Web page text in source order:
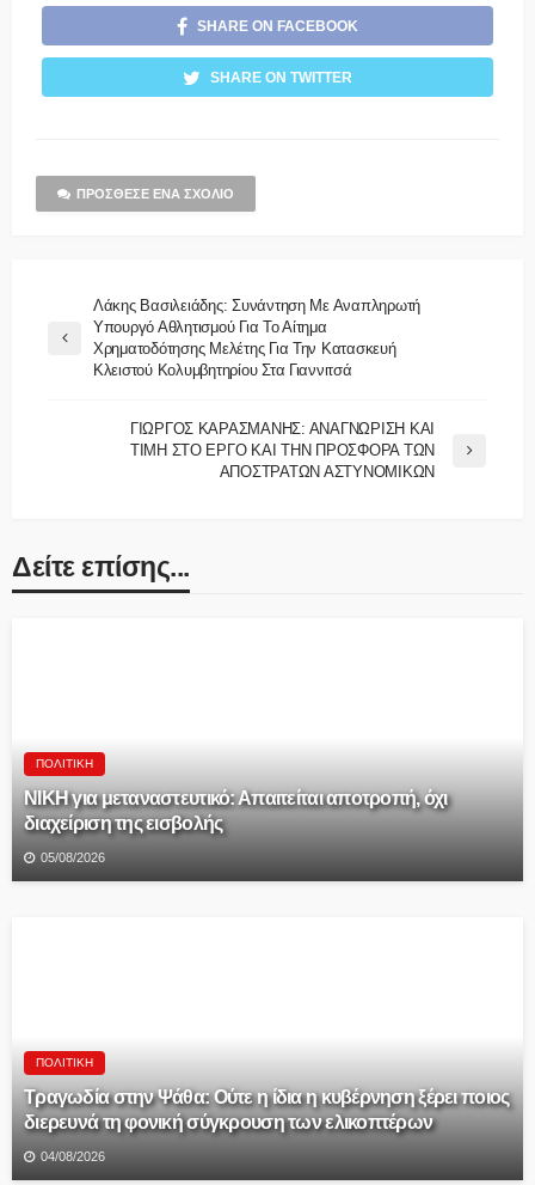
SHARE ON FACEBOOK
SHARE ON TWITTER
ΠΡΌΣΘΕΣΕ ΈΝΑ ΣΧΌΛΙΟ
Λάκης Βασιλειάδης: Συνάντηση Με Αναπληρωτή
Υπουργό Αθλητισμού Για Το Αίτημα
Χρηματοδότησης Μελέτης Για Την Κατασκευή
Κλειστού Κολυμβητηρίου Στα Γιαννιτσά
ΓΙΩΡΓΟΣ ΚΑΡΑΣΜΑΝΗΣ: ΑΝΑΓΝΩΡΙΣΗ ΚΑΙ
ΤΙΜΗ ΣΤΟ ΕΡΓΟ ΚΑΙ ΤΗΝ ΠΡΟΣΦΟΡΑ ΤΩΝ
ΑΠΟΣΤΡΑΤΩΝ ΑΣΤΥΝΟΜΙΚΩΝ
Δείτε επίσης...
ΠΟΛΙΤΙΚΉ
ΝΙΚΗ για μεταναστευτικό: Απαιτείται αποτροπή, όχι
διαχείριση της εισβολής
05/08/2026
ΠΟΛΙΤΙΚΉ
Τραγωδία στην Ψάθα: Ούτε η ίδια η κυβέρνηση ξέρει ποιος
διερευνά τη φονική σύγκρουση των ελικοπτέρων
04/08/2026